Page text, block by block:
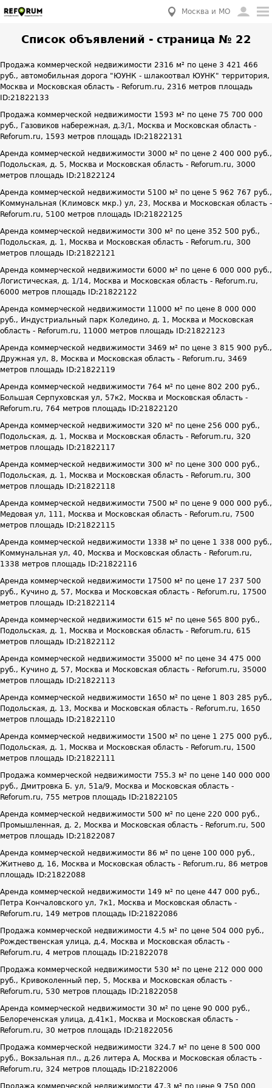
Москва и МО
Список объявлений - страница № 22
Продажа коммерческой недвижимости 2316 м² по цене 3 421 466
руб., автомобильная дорога "ЮУНК - шлакоотвал ЮУНК" территория,
Москва и Московская область - Reforum.ru, 2316 метров площадь
ID:21822133
Продажа коммерческой недвижимости 1593 м² по цене 75 700 000
руб., Газовиков набережная, д.3/1, Москва и Московская область -
Reforum.ru, 1593 метров площадь ID:21822131
Аренда коммерческой недвижимости 3000 м² по цене 2 400 000 руб.,
Подольская, д. 5, Москва и Московская область - Reforum.ru, 3000
метров площадь ID:21822124
Аренда коммерческой недвижимости 5100 м² по цене 5 962 767 руб.,
Коммунальная (Климовск мкр.) ул, 23, Москва и Московская область -
Reforum.ru, 5100 метров площадь ID:21822125
Аренда коммерческой недвижимости 300 м² по цене 352 500 руб.,
Подольская, д. 1, Москва и Московская область - Reforum.ru, 300
метров площадь ID:21822121
Аренда коммерческой недвижимости 6000 м² по цене 6 000 000 руб.,
Логистическая, д. 1/14, Москва и Московская область - Reforum.ru,
6000 метров площадь ID:21822122
Аренда коммерческой недвижимости 11000 м² по цене 8 000 000
руб., Индустриальный парк Коледино, д. 1, Москва и Московская
область - Reforum.ru, 11000 метров площадь ID:21822123
Аренда коммерческой недвижимости 3469 м² по цене 3 815 900 руб.,
Дружная ул, 8, Москва и Московская область - Reforum.ru, 3469
метров площадь ID:21822119
Аренда коммерческой недвижимости 764 м² по цене 802 200 руб.,
Большая Серпуховская ул, 57к2, Москва и Московская область -
Reforum.ru, 764 метров площадь ID:21822120
Аренда коммерческой недвижимости 320 м² по цене 256 000 руб.,
Подольская, д. 1, Москва и Московская область - Reforum.ru, 320
метров площадь ID:21822117
Аренда коммерческой недвижимости 300 м² по цене 300 000 руб.,
Подольская, д. 1, Москва и Московская область - Reforum.ru, 300
метров площадь ID:21822118
Аренда коммерческой недвижимости 7500 м² по цене 9 000 000 руб.,
Медовая ул, 111, Москва и Московская область - Reforum.ru, 7500
метров площадь ID:21822115
Аренда коммерческой недвижимости 1338 м² по цене 1 338 000 руб.,
Коммунальная ул, 40, Москва и Московская область - Reforum.ru,
1338 метров площадь ID:21822116
Аренда коммерческой недвижимости 17500 м² по цене 17 237 500
руб., Кучино д, 57, Москва и Московская область - Reforum.ru, 17500
метров площадь ID:21822114
Аренда коммерческой недвижимости 615 м² по цене 565 800 руб.,
Подольская, д. 1, Москва и Московская область - Reforum.ru, 615
метров площадь ID:21822112
Аренда коммерческой недвижимости 35000 м² по цене 34 475 000
руб., Кучино д, 57, Москва и Московская область - Reforum.ru, 35000
метров площадь ID:21822113
Аренда коммерческой недвижимости 1650 м² по цене 1 803 285 руб.,
Подольская, д. 13, Москва и Московская область - Reforum.ru, 1650
метров площадь ID:21822110
Аренда коммерческой недвижимости 1500 м² по цене 1 275 000 руб.,
Подольская, д. 1, Москва и Московская область - Reforum.ru, 1500
метров площадь ID:21822111
Продажа коммерческой недвижимости 755.3 м² по цене 140 000 000
руб., Дмитровка Б. ул, 51а/9, Москва и Московская область -
Reforum.ru, 755 метров площадь ID:21822105
Аренда коммерческой недвижимости 500 м² по цене 220 000 руб.,
Промышленная, д. 2, Москва и Московская область - Reforum.ru, 500
метров площадь ID:21822087
Аренда коммерческой недвижимости 86 м² по цене 100 000 руб.,
Житнево д, 16, Москва и Московская область - Reforum.ru, 86 метров
площадь ID:21822088
Аренда коммерческой недвижимости 149 м² по цене 447 000 руб.,
Петра Кончаловского ул, 7к1, Москва и Московская область -
Reforum.ru, 149 метров площадь ID:21822086
Продажа коммерческой недвижимости 4.5 м² по цене 504 000 руб.,
Рождественская улица, д.4, Москва и Московская область -
Reforum.ru, 4 метров площадь ID:21822078
Продажа коммерческой недвижимости 530 м² по цене 212 000 000
руб., Кривоколенный пер, 5, Москва и Московская область -
Reforum.ru, 530 метров площадь ID:21822058
Аренда коммерческой недвижимости 30 м² по цене 90 000 руб.,
Белореченская улица, д.41к1, Москва и Московская область -
Reforum.ru, 30 метров площадь ID:21822056
Продажа коммерческой недвижимости 324.7 м² по цене 8 500 000
руб., Вокзальная пл., д.26 литера А, Москва и Московская область -
Reforum.ru, 324 метров площадь ID:21822006
Продажа коммерческой недвижимости 47.3 м² по цене 9 750 000